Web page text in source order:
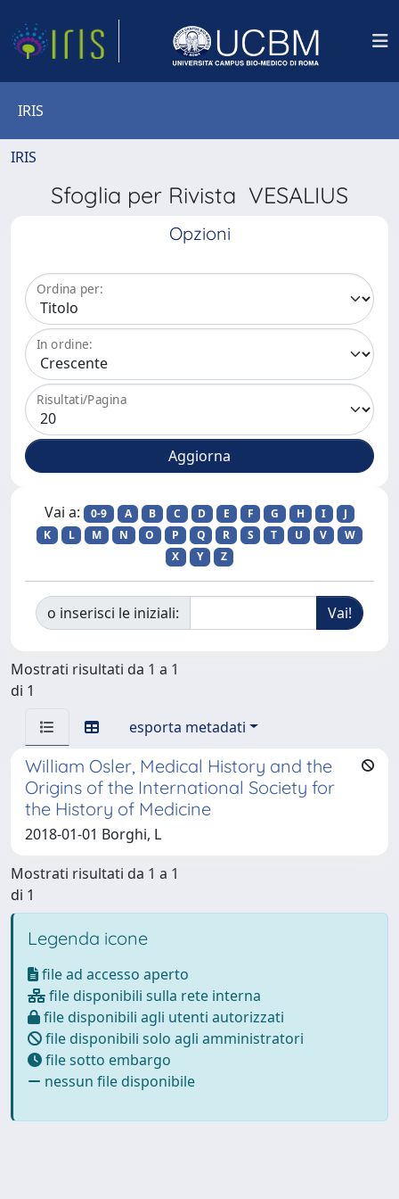
IRIS
IRIS
Sfoglia per Rivista VESALIUS
Opzioni
Ordina per:
In ordine:
Risultati/Pagina
Vai a: 0-9 A B C D E F G H I
J
K
L M N O P Q R S T U V
W
X
Y Z
o inserisci le iniziali:
Mostrati risultati da 1 a 1
di 1
esporta metadati
William Osler, Medical History and the
Origins of the International Society for
the History of Medicine
2018-01-01 Borghi, L
Mostrati risultati da 1 a 1
di 1
Legenda icone
file ad accesso aperto
file disponibili sulla rete interna
file disponibili agli utenti autorizzati
file disponibili solo agli amministratori
file sotto embargo
nessun file disponibile